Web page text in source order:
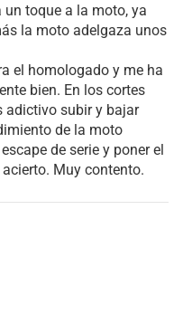
un toque a la moto, ya
la moto adelgaza unos
el homologado y me ha
bien. En los cortes
adictivo subir y bajar
de la moto
de serie y poner el
Muy contento.